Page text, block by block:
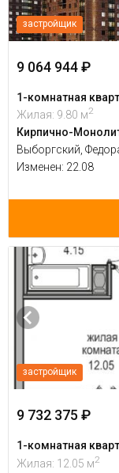
застройщик
9 064 944 ₽
1-комнатная
Жилая: 9.80 м2
Кирпично-
Выборгский,
Изменен: 22.08
застройщик
9 732 375 ₽
1-комнатная
Жилая: 12.05 м2